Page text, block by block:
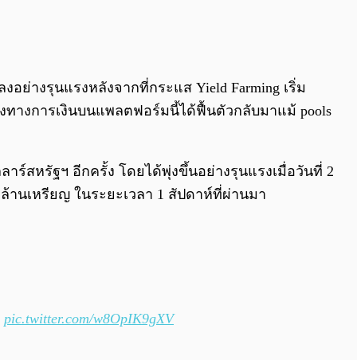
/ 0:00
ย่างรุนแรงหลังจากที่กระแส Yield Farming เริ่ม
ทางการเงินบนแพลตฟอร์มนี้ได้ฟื้นตัวกลับมาแม้ pools
าร์สหรัฐฯ อีกครั้ง โดยได้พุ่งขึ้นอย่างรุนแรงเมื่อวันที่ 2
านเหรียญ ในระยะเวลา 1 สัปดาห์ที่ผ่านมา
pic.twitter.com/w8OpIK9gXV